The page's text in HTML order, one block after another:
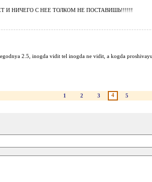
И НИЧЕГО С НЕЕ ТОЛКОМ НЕ ПОСТАВИШЬ!!!!!!
2.5, inogda vidit tel inogda ne vidit, a kogda
1 2 3 4 5